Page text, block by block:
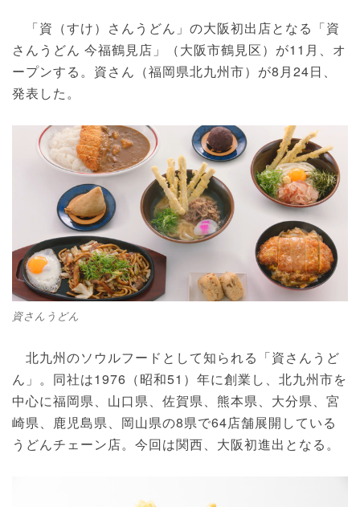
「資（すけ）さんうどん」の大阪初出店となる「資
さんうどん 今福鶴見店」（大阪市鶴見区）が11月、オ
ープンする。資さん（福岡県北九州市）が8月24日、
発表した。
資さんうどん
北九州のソウルフードとして知られる「資さんうど
ん」。同社は1976（昭和51）年に創業し、北九州市を
中心に福岡県、山口県、佐賀県、熊本県、大分県、宮
崎県、鹿児島県、岡山県の8県で64店舗展開している
うどんチェーン店。今回は関西、大阪初進出となる。